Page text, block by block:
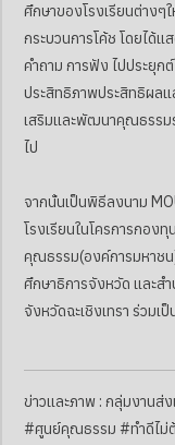
ศึกษาของโรงเรียนต่าง
กระบวนการโค้ช โดยได้แ
คำถาม การฟัง ไปประยุก
ประสิทธิภาพประสิทธิผล
เสริมและพัฒนาคุณธรรม
ไป
จากนั้นเป็นพิธีลงนาม
โรงเรียนในโครการกอง
คุณธรรม(องค์การมหาชน
ศึกษาธิการจังหวัด และส
จังหวัดฉะเชิงเทรา ร่วมเ
ข่าวและภาพ : กลุ่มงานส่
#ศูนย์คุณธรรม #ทำดีไม่